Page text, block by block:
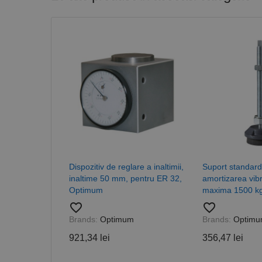
Dispozitiv de reglare a inaltimii,
inaltime 50 mm, pentru ER 32,
Optimum
favorite_border
Brands: Optimum
921,34 lei
Suport
amortizarea
maxima 1500
favorite_border
Brands:
356,47 lei
CookieScriptConsent
Nume
Nume
Furnizor /
Domeniu
PrestaShop-
sib_cuid